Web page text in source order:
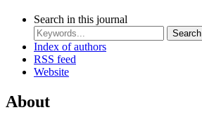
Search in this journal
Search
Index of authors
RSS feed
Website
About